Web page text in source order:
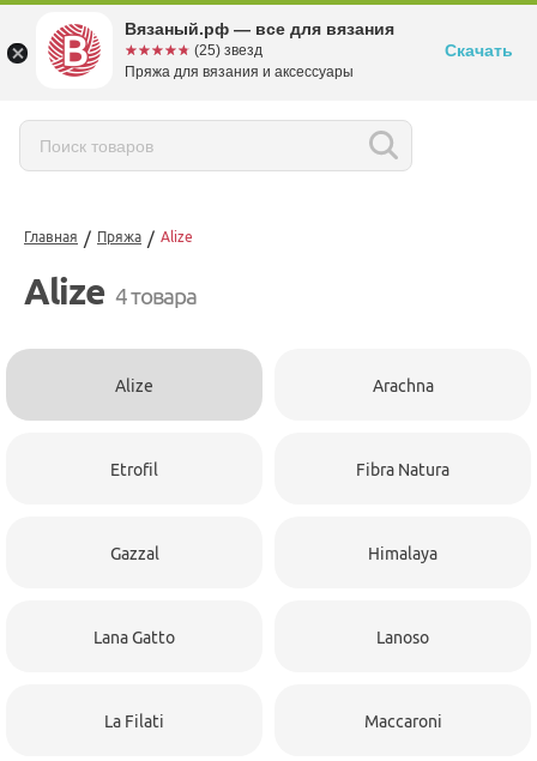
Главная / Пряжа / Alize
Alize 4 товара
Alize Arachna
Etrofil Fibra Natura
Gazzal Himalaya
Lana Gatto Lanoso
La Filati Maccaroni
Вязаный.рф — все для вязания
☆☆☆☆☆
★★★★★ (25) звезд
Пряжа для вязания и аксессуары
Скачать